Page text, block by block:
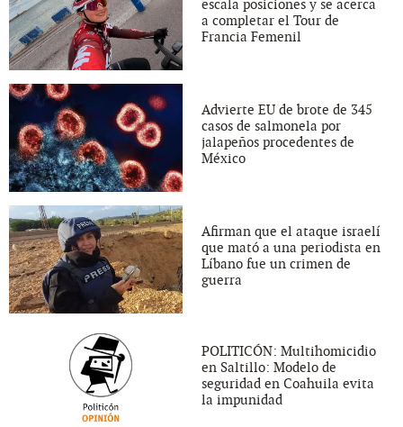
escala posiciones y se acerca
a completar el Tour de
Francia Femenil
Advierte EU de brote de 345
casos de salmonela por
jalapeños procedentes de
México
Afirman que el ataque israelí
que mató a una periodista en
Líbano fue un crimen de
guerra
POLITICÓN: Multihomicidio
en Saltillo: Modelo de
seguridad en Coahuila evita
la impunidad